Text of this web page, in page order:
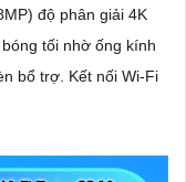
độ phân giải 4K
tối nhờ ống kính
nối Wi-Fi